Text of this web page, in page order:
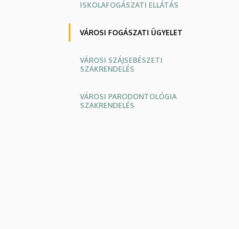
Oldalmenü
ISKOLAFOGÁSZATI ELLÁTÁS
VÁROSI FOGÁSZATI ÜGYELET
VÁROSI SZÁJSEBÉSZETI
SZAKRENDELÉS
VÁROSI PARODONTOLÓGIA
SZAKRENDELÉS